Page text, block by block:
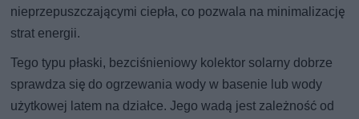
nieprzepuszczającymi ciepła, co pozwala na minimalizację
strat energii.
Tego typu płaski, bezciśnieniowy kolektor solarny dobrze
sprawdza się do ogrzewania wody w basenie lub wody
użytkowej latem na działce. Jego wadą jest zależność od